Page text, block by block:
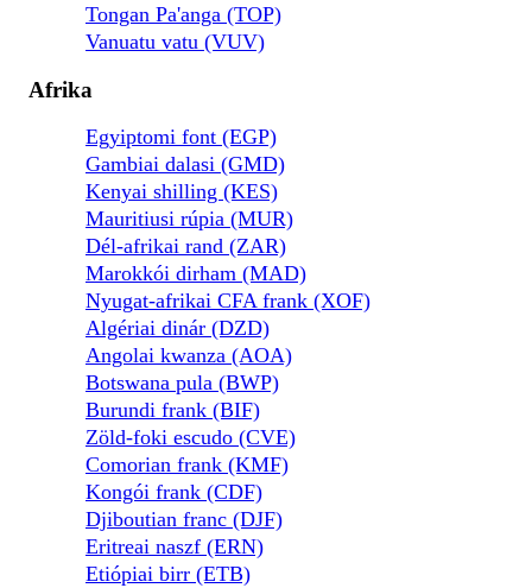
Tongan Pa'anga (TOP)
Vanuatu vatu (VUV)
Afrika
Egyiptomi font (EGP)
Gambiai dalasi (GMD)
Kenyai shilling (KES)
Mauritiusi rúpia (MUR)
Dél-afrikai rand (ZAR)
Marokkói dirham (MAD)
Nyugat-afrikai CFA frank (XOF)
Algériai dinár (DZD)
Angolai kwanza (AOA)
Botswana pula (BWP)
Burundi frank (BIF)
Zöld-foki escudo (CVE)
Comorian frank (KMF)
Kongói frank (CDF)
Djiboutian franc (DJF)
Eritreai naszf (ERN)
Etiópiai birr (ETB)